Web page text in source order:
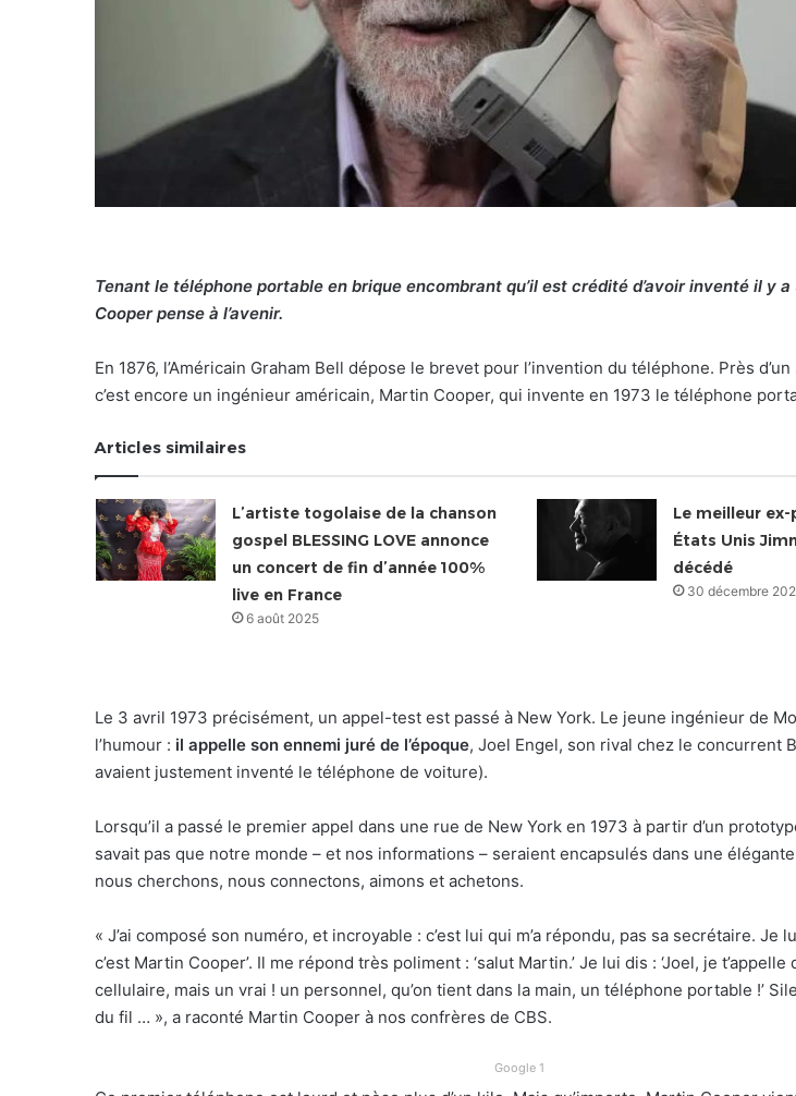
Tenant le téléphone portable en brique encombrant qu’il est crédité d’avoir inventé il y
Cooper pense à l’avenir.
En 1876, l’Américain Graham Bell dépose le brevet pour l’invention du téléphone. Près
c’est encore un ingénieur américain, Martin Cooper, qui invente en 1973 le téléphone
Articles similaires
L’artiste togolaise de la chanson
gospel BLESSING LOVE annonce
un concert de fin d’année 100%
live en France
6 août 2025
Le meilleur
États Unis
décédé
30 décembre
Le 3 avril 1973 précisément, un appel-test est passé à New York. Le jeune ingénieur de
l’humour : il appelle son ennemi juré de l’époque, Joel Engel, son rival chez le concurrent
avaient justement inventé le téléphone de voiture).
Lorsqu’il a passé le premier appel dans une rue de New York en 1973 à partir d’un
savait pas que notre monde – et nos informations – seraient encapsulés dans une
nous cherchons, nous connectons, aimons et achetons.
« J’ai composé son numéro, et incroyable : c’est lui qui m’a répondu, pas sa secrétaire. Je
c’est Martin Cooper’. Il me répond très poliment : ‘salut Martin.’ Je lui dis : ‘Joel, je t’appelle
cellulaire, mais un vrai ! un personnel, qu’on tient dans la main, un téléphone portable !’
du fil … », a raconté Martin Cooper à nos confrères de CBS.
Google 1